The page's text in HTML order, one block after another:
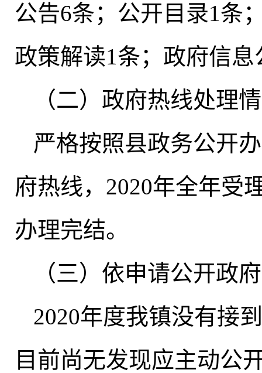
公告6条； 公开目录1条
政策解读1条； 政府信息
（二）政府热线处理
严格按照县政务公开
府热线， 2020年全年受
办理完结。
（三）依申请公开政
2020年度我镇没有接
目前尚无发现应主动公